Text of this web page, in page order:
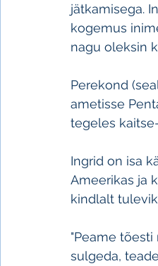
jätkamisega.
kogemus
nagu oleksin
Perekond
ametisse
tegeles
Ingrid on isa
Ameerikas ja
kindlalt
"Peame
sulgeda,